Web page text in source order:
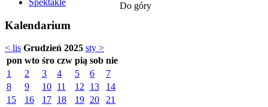
Spektakle
Kalendarium
< lis Grudzień 2025 sty >
pon wto śro czw pią sob nie
1
2 3 4 5 6
7
8
9 10 11 12 13
14
15
16 17 18 19 20
21
Do góry